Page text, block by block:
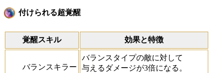
付けられる超覚醒
覚醒スキル 効果と特徴
バランスキラー
バランスタイプの敵に対して
与えるダメージが3倍になる。